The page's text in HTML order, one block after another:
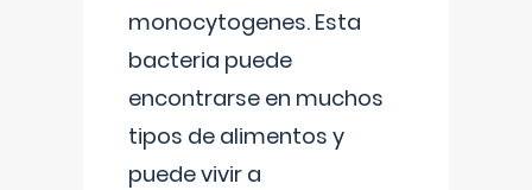
monocytogenes. Esta
bacteria puede
encontrarse en muchos
tipos de alimentos y
puede vivir a